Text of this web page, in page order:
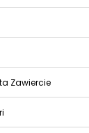
Zawiercie